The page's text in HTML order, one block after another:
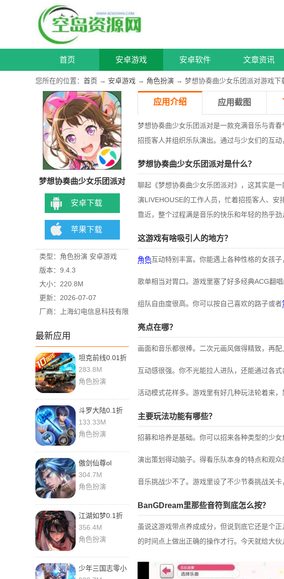
首页 安卓游戏 安卓软件 文章资讯
您所在的位置： 首页 → 安卓游戏 → 角色扮演 → 梦想协奏曲少女乐团派对游戏下
梦想协奏曲少女乐团派对
安卓下载
苹果下载
类型：角色扮演 安卓游戏
版本：9.4.3
大小：220.8M
更新：2026-07-07
厂商：上海幻电信息科技有限
最新应用
坦克前线0.01折
283.8M
角色扮演
斗罗大陆0.1折
133.33M
角色扮演
傲剑仙尊ol
304.7M
角色扮演
江湖如梦0.1折
356.4M
角色扮演
少年三国志零小
应用介绍 应用截图
梦想协奏曲少女乐团派对是一款充满音乐与青
招揽客人并组织乐队演出。通过与少女们的互
梦想协奏曲少女乐团派对是什么？
聊起《梦想协奏曲少女乐团派对》，这其实是
演LIVEHOUSE的工作人员，忙着招揽客人、
靠近，整个过程满是音乐的快乐和年轻的热乎劲
这游戏有啥吸引人的地方？
角色互动特别丰富。你能遇上各种性格的女孩
歌单相当对胃口。游戏里塞了好多经典ACG翻
组队自由度很高。你可以按自己喜欢的路子或者
亮点在哪？
画面和音乐都很棒。二次元画风做得精致，再
互动感很强。你不光能拉人进队，还能通过各
活动模式花样多。游戏里有好几种玩法轮着来
主要玩法功能有哪些？
招募和培养是基础。你可以招来各种类型的少
演出策划得动脑子。得看乐队本身的特点和观
音乐挑战少不了。游戏里设了不少节奏挑战关
BanGDream里那些音符到底怎么按？
虽说这游戏带点养成成分，但说到底它还是个
的时间点上做出正确的操作才行。今天就给大